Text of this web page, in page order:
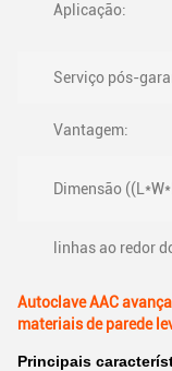
Aplicação:
Serviço pós-
Vantagem:
Dimensão
linhas ao redor
Autoclave AAC
materiais de parede
Principais